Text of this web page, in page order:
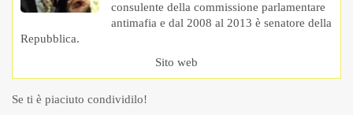
consulente della commissione parlamentare
antimafia e dal 2008 al 2013 è senatore della
Repubblica.
Sito web
Se ti è piaciuto condividilo!